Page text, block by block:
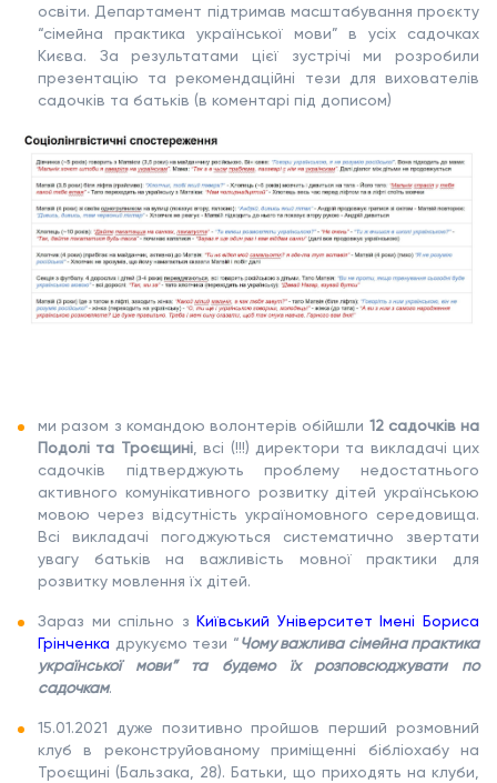
освіти. Департамент підтримав масштабування проєкту
“сімейна практика української мови” в усіх садочках
Києва. За результатами цієї зустрічі ми розробили
презентацію та рекомендаційні тези для вихователів
садочків та батьків (в коментарі під дописом)
ми разом з командою волонтерів обійшли 12 садочків на
Подолі та Троєщині, всі (!!!) директори та викладачі цих
садочків підтверджують проблему недостатнього
активного комунікативного розвитку дітей українською
мовою через відсутність україномовного середовища.
Всі викладачі погоджуються систематично звертати
увагу батьків на важливість мовної практики для
розвитку мовлення їх дітей.
Зараз ми спільно зКиївський Університет Імені Бориса
Грінченка друкуємо тези “Чому важлива сімейна практика
української мови” та будемо їх розповсюджувати по
садочкам.
15.01.2021 дуже позитивно пройшов перший розмовний
клуб в реконструйованому приміщенні бібліохабу на
Троєщині (Бальзака, 28). Батьки, що приходять на клуби,